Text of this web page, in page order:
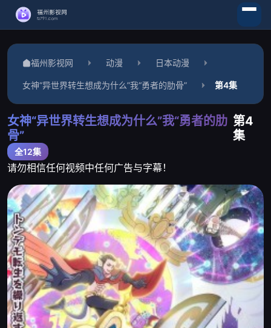
福州影视网 动漫 日本动漫
女神“异世界转生想成为什么”我“勇者的肋骨” 第4集
女神“异世界转生想成为什么”我“勇者的肋
骨”
第4
集
全12集
请勿相信任何视频中任何广告与字幕！